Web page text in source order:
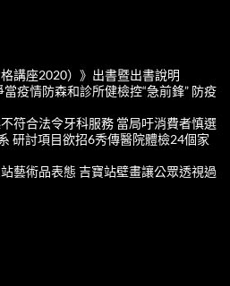
講座2020）》出書暨出書說明
疫情防森和診所健檢控“急前鋒” 防疫
符合法令牙科服務 當局吁消費者慎選
研討項目欲招6秀傳醫院體檢24個家
藝術品表態 吉寶站壁畫讓公眾透視過